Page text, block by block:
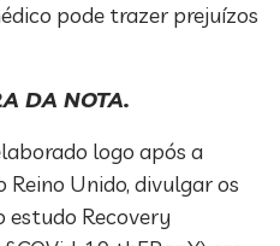
pode trazer prejuízos
DA NOTA.
logo após a
Reino Unido, divulgar os
estudo Recovery